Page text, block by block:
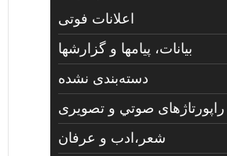
اعلانات فوتی
بیانات، پیامها و گزارشها
دسته‌بندی نشده
راپورتاژهای صوتي و تصويری
شعر،ادب و عرفان